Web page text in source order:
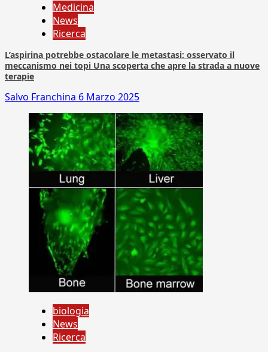
Medicina
News
Ricerca
L’aspirina potrebbe ostacolare le metastasi: osservato il
meccanismo nei topi Una scoperta che apre la strada a nuove
terapie
Salvo Franchina 6 Marzo 2025
biologia
News
Ricerca